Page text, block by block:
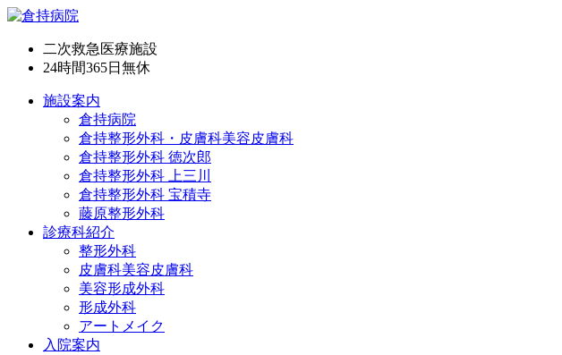
二次救急医療施設
24時間365日 無休
施設案内
倉持病院
倉持整形外科・皮膚科美容皮膚科
倉持整形外科 徳次郎
倉持整形外科 上三川
倉持整形外科 宝積寺
藤原整形外科
診療科紹介
整形外科
皮膚科美容皮膚科
美容形成外科
形成外科
アートメイク
入院案内